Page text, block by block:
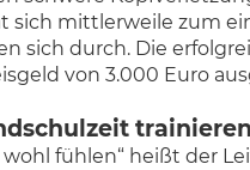
sich mittlerweile zum
sich durch. Die
von 3.000 Euro
trainieren
fühlen“ heißt der